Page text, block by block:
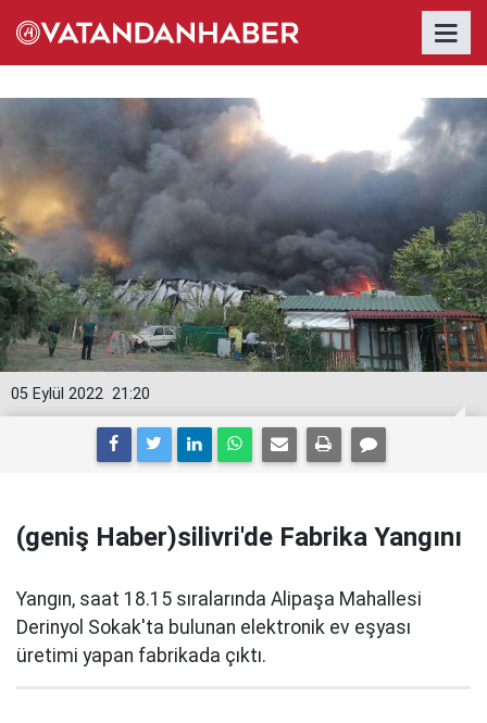
21:20
05 Eylül 2022
(geniş Haber)silivri'de Fabrika Yangını
Yangın, saat 18.15 sıralarında Alipaşa Mahallesi
Derinyol Sokak'ta bulunan elektronik ev eşyası
üretimi yapan fabrikada çıktı.